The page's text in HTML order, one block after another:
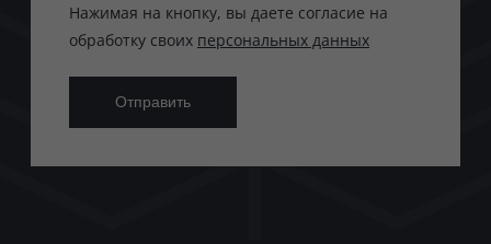
Нажимая на кнопку, вы даете согласие на
обработку своих персональных данных